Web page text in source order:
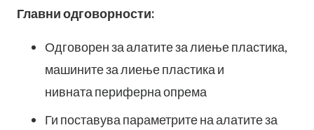
Главни одговорности:
Одговорен за алатите за лиење пластика,
машините за лиење пластика и
нивната периферна опрема
Ги поставува параметрите на алатите за